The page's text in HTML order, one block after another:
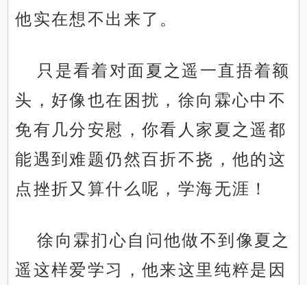
他实在想不出来了。
只是看着对面夏之遥一直捂着额
头，好像也在困扰，徐向霖心中不
免有几分安慰，你看人家夏之遥都
能遇到难题仍然百折不挠，他的这
点挫折又算什么呢，学海无涯！
徐向霖扪心自问他做不到像夏之
遥这样爱学习，他来这里纯粹是因